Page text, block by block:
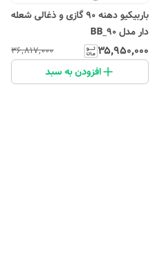
باربیکیو دهنه 90 گازی و ذغالی شعله
دار مدل BB_90
۳۵٬۹۵۰٬۰۰۰ ۳۶٬۸۱۷٬۰۰۰
افزودن به سبد